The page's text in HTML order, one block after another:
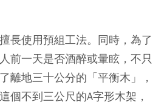
長使用預組工法。同時，為了
前一天是否酒醉或暈眩，不只
離地三十公分的「平衡木」，
個不到三公尺的A字形木架，